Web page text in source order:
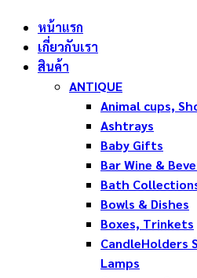
หน้าแรก
เกี่ยวกับเรา
สินค้า
ANTIQUE
Animal cups,
Ashtrays
Baby Gifts
Bar Wine &
Bath
Bowls & Dishes
Boxes, Trinkets
CandleHolders
Lamps